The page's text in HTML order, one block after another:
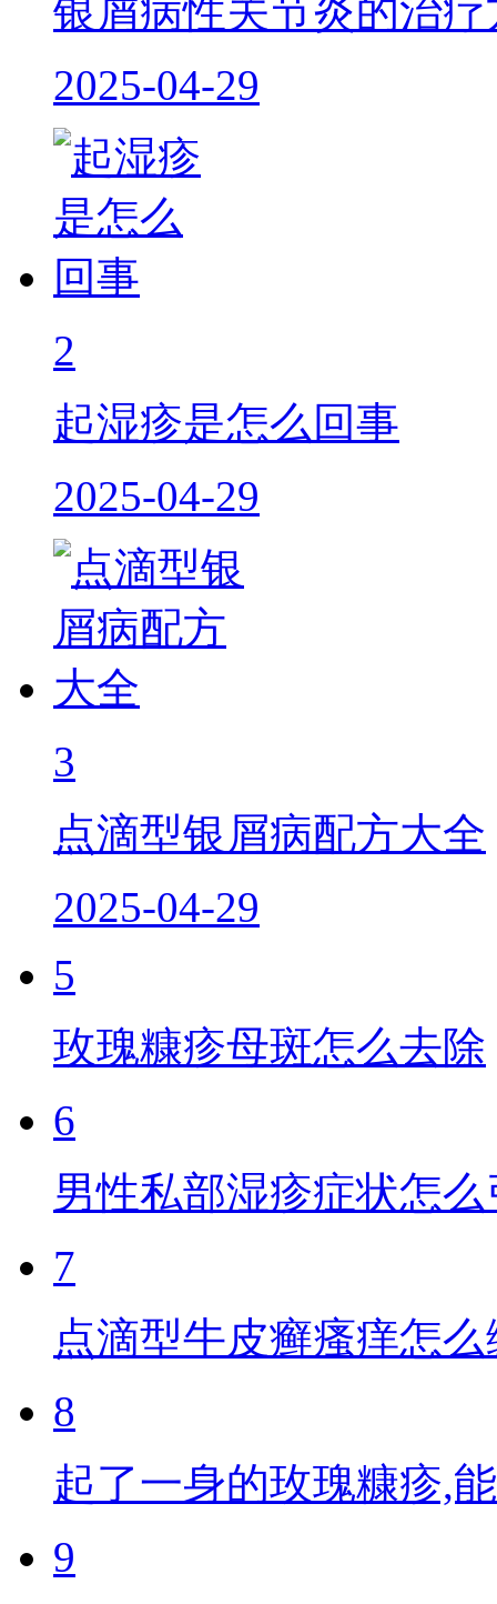
银屑病性关节炎的治疗
2025-04-29
2
起湿疹是怎么回事
2025-04-29
3
点滴型银屑病配方大全
2025-04-29
5
玫瑰糠疹母斑怎么去除
6
男性私部湿疹症状怎
7
点滴型牛皮癣瘙痒怎
8
起了一身的玫瑰糠疹,
9